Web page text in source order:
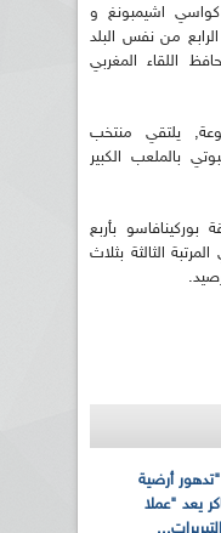
كواسي اشيمبونغ و
من نفس البلد
اللقاء المغربي
يلتقي منتخب
بالملعب الكبير
بوركينافاسو بأربع
الثالثة بثلاث
أرضية
يعد "عملا